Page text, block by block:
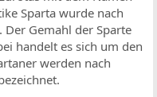
Sparta wurde nach
Gemahl der Sparte
handelt es sich um den
werden nach